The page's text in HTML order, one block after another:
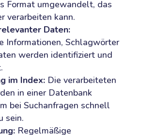
Format umgewandelt, das
verarbeiten kann.
Daten:
Informationen, Schlagwörter
werden identifiziert und
im Index:Die verarbeiteten
in einer Datenbank
bei Suchanfragen schnell
sein.
Regelmäßige